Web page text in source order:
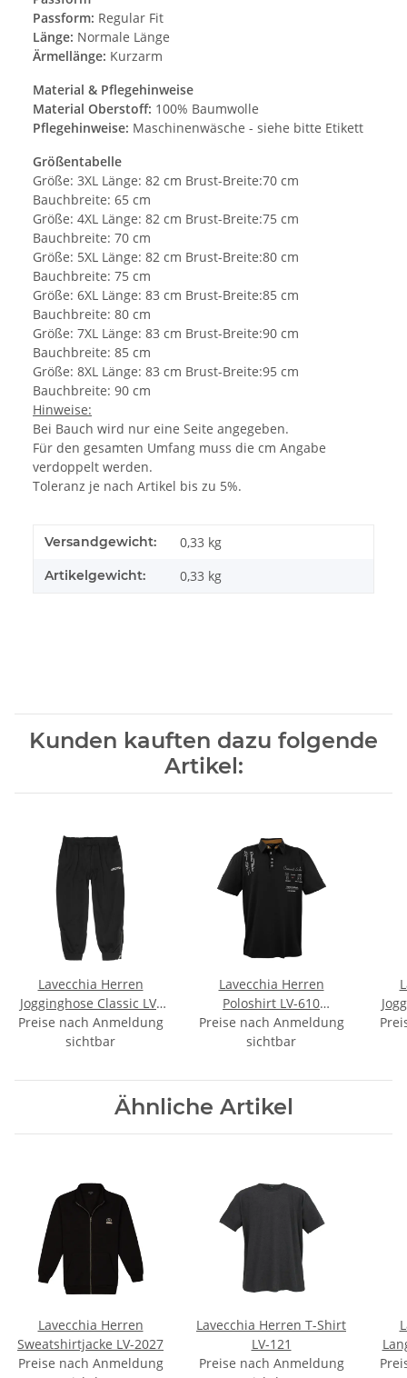
Passform: Regular Fit
Länge: Normale Länge
Ärmellänge: Kurzarm
Material & Pflegehinweise
Material Oberstoff: 100% Baumwolle
Pflegehinweise: Maschinenwäsche - siehe bitte Etikett
Größentabelle
Größe: 3XL Länge: 82 cm Brust-Breite:70 cm
Bauchbreite: 65 cm
Größe: 4XL Länge: 82 cm Brust-Breite:75 cm
Bauchbreite: 70 cm
Größe: 5XL Länge: 82 cm Brust-Breite:80 cm
Bauchbreite: 75 cm
Größe: 6XL Länge: 83 cm Brust-Breite:85 cm
Bauchbreite: 80 cm
Größe: 7XL Länge: 83 cm Brust-Breite:90 cm
Bauchbreite: 85 cm
Größe: 8XL Länge: 83 cm Brust-Breite:95 cm
Bauchbreite: 90 cm
Hinweise:
Bei Bauch wird nur eine Seite angegeben.
Für den gesamten Umfang muss die cm Angabe
verdoppelt werden.
Toleranz je nach Artikel bis zu 5%.
Versandgewicht: 0,33 kg
Artikelgewicht: 0,33 kg
Kunden kauften dazu folgende
Artikel:
Lavecchia Herren
Jogginghose Classic LV-
2018 (Schwarz, 5XL)
Preise nach Anmeldung
sichtbar
Lavecchia Herren
Poloshirt LV-610
(Schwarz, 6XL)
Preise nach Anmeldung
sichtbar
Ähnliche Artikel
Lavecchia Herren
Sweatshirtjacke LV-2027
Preise nach Anmeldung
Lavecchia Herren T-Shirt
LV-121
Preise nach Anmeldung